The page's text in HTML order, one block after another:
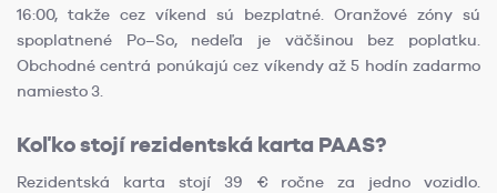
16:00, takže cez víkend sú bezplatné. Oranžové zóny sú
spoplatnené Po–So, nedeľa je väčšinou bez poplatku.
Obchodné centrá ponúkajú cez víkendy až 5 hodín zadarmo
namiesto 3.
Koľko stojí rezidentská karta PAAS?
Rezidentská karta stojí 39 € ročne za jedno vozidlo.